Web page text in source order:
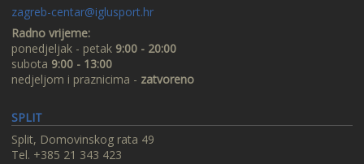
zagreb-centar@iglusport.hr
Radno vrijeme:
ponedjeljak - petak 9:00 - 20:00
subota 9:00 - 13:00
nedjeljom i praznicima - zatvoreno
SPLIT
Split, Domovinskog rata 49
Tel. +385 21 343 423